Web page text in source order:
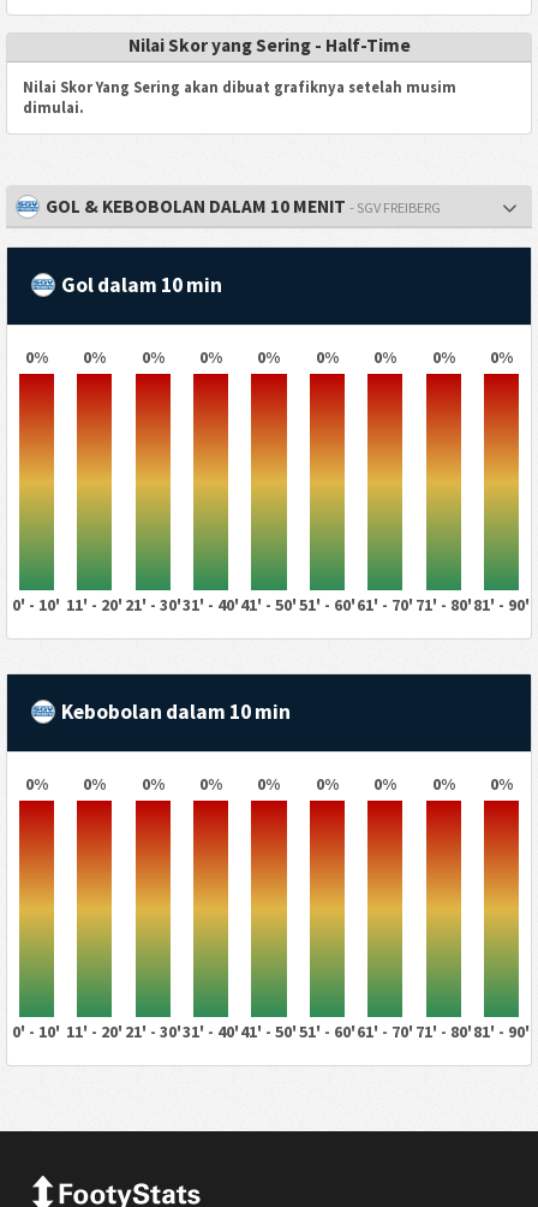
Nilai Skor yang Sering - Half-Time
Nilai Skor Yang Sering akan dibuat grafiknya setelah musim
dimulai.
GOL & KEBOBOLAN DALAM 10 MENIT - SGV FREIBERG
Gol dalam 10 min
0% 0% 0% 0% 0% 0% 0% 0% 0%
0' - 10' 11' - 20' 21' - 30'31' - 40'41' - 50'51' - 60'61' - 70' 71' - 80'81' - 90'
Kebobolan dalam 10 min
0% 0% 0% 0% 0% 0% 0% 0% 0%
0' - 10' 11' - 20' 21' - 30'31' - 40'41' - 50'51' - 60'61' - 70' 71' - 80'81' - 90'